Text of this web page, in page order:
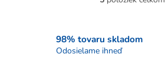
O
á
98% tovaru skladom
Odosielame ihneď